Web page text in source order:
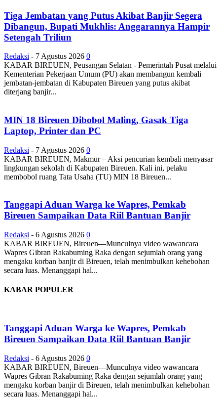
Tiga Jembatan yang Putus Akibat Banjir Segera
Dibangun, Bupati Mukhlis: Anggarannya Hampir
Setengah Triliun
Redaksi - 7 Agustus 2026 0
KABAR BIREUEN, Peusangan Selatan - Pemerintah Pusat melalui
Kementerian Pekerjaan Umum (PU) akan membangun kembali
jembatan-jembatan di Kabupaten Bireuen yang putus akibat
diterjang banjir...
MIN 18 Bireuen Dibobol Maling, Gasak Tiga
Laptop, Printer dan PC
Redaksi - 7 Agustus 2026 0
KABAR BIREUEN, Makmur – Aksi pencurian kembali menyasar
lingkungan sekolah di Kabupaten Bireuen. Kali ini, pelaku
membobol ruang Tata Usaha (TU) MIN 18 Bireuen...
Tanggapi Aduan Warga ke Wapres, Pemkab
Bireuen Sampaikan Data Riil Bantuan Banjir
Redaksi - 6 Agustus 2026 0
KABAR BIREUEN, Bireuen—Munculnya video wawancara
Wapres Gibran Rakabuming Raka dengan sejumlah orang yang
mengaku korban banjir di Bireuen, telah menimbulkan kehebohan
secara luas. Menanggapi hal...
KABAR POPULER
Tanggapi Aduan Warga ke Wapres, Pemkab
Bireuen Sampaikan Data Riil Bantuan Banjir
Redaksi - 6 Agustus 2026 0
KABAR BIREUEN, Bireuen—Munculnya video wawancara
Wapres Gibran Rakabuming Raka dengan sejumlah orang yang
mengaku korban banjir di Bireuen, telah menimbulkan kehebohan
secara luas. Menanggapi hal...